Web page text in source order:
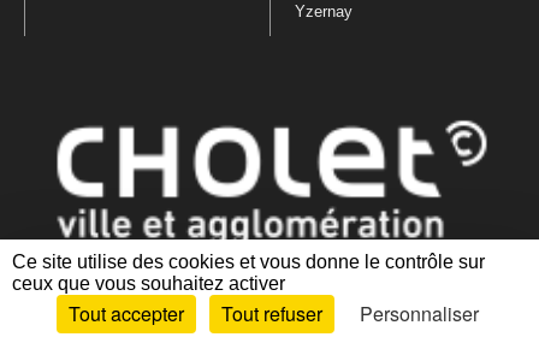
Ce site utilise des cookies et vous donne le contrôle sur
ceux que vous souhaitez activer
Tout accepter Tout refuser
Personnaliser
Yzernay
Mentions légales|Politique de confidentialité
des cookies |Plan du site Accessibilité : partiellement conforme